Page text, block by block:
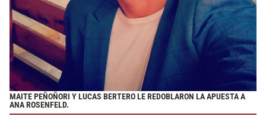
MAITE PEÑOÑORI Y LUCAS BERTERO LE REDOBLARON LA APUESTA A
ANA ROSENFELD.